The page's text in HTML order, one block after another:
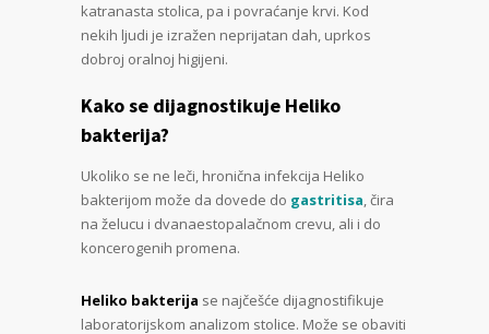
katranasta stolica, pa i povraćanje krvi. Kod
nekih ljudi je izražen neprijatan dah, uprkos
dobroj oralnoj higijeni.
Kako se dijagnostikuje Heliko
bakterija?
Ukoliko se ne leči, hronična infekcija Heliko
bakterijom može da dovede do gastritisa, čira
na želucu i dvanaestopalačnom crevu, ali i do
koncerogenih promena.
Heliko bakterija se najčešće dijagnostifikuje
laboratorijskom analizom stolice. Može se obaviti